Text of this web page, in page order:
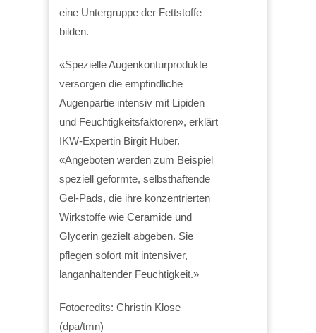
eine Untergruppe der Fettstoffe
bilden.
«Spezielle Augenkonturprodukte
versorgen die empfindliche
Augenpartie intensiv mit Lipiden
und Feuchtigkeitsfaktoren», erklärt
IKW-Expertin Birgit Huber.
«Angeboten werden zum Beispiel
speziell geformte, selbsthaftende
Gel-Pads, die ihre konzentrierten
Wirkstoffe wie Ceramide und
Glycerin gezielt abgeben. Sie
pflegen sofort mit intensiver,
langanhaltender Feuchtigkeit.»
Fotocredits: Christin Klose
(dpa/tmn)